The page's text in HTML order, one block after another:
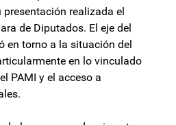
presentación realizada el
de Diputados. El eje del
en torno a la situación del
en lo vinculado
PAMI y el acceso a